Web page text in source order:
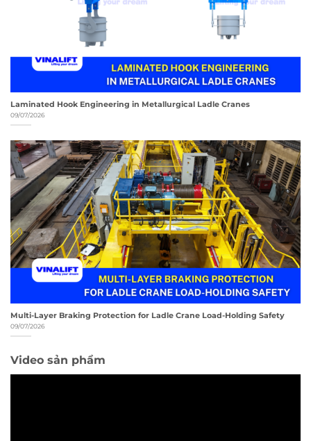
Laminated Hook Engineering in Metallurgical Ladle Cranes
09/07/2026
Multi-Layer Braking Protection for Ladle Crane Load-Holding Safety
09/07/2026
Video sản phẩm